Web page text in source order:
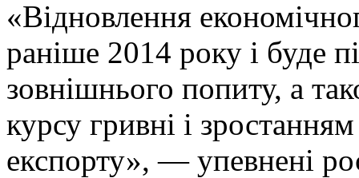
«Відновлення
раніше 2014 року і буде
зовнішнього попиту, а
курсу гривні і
експорту», — упевнені